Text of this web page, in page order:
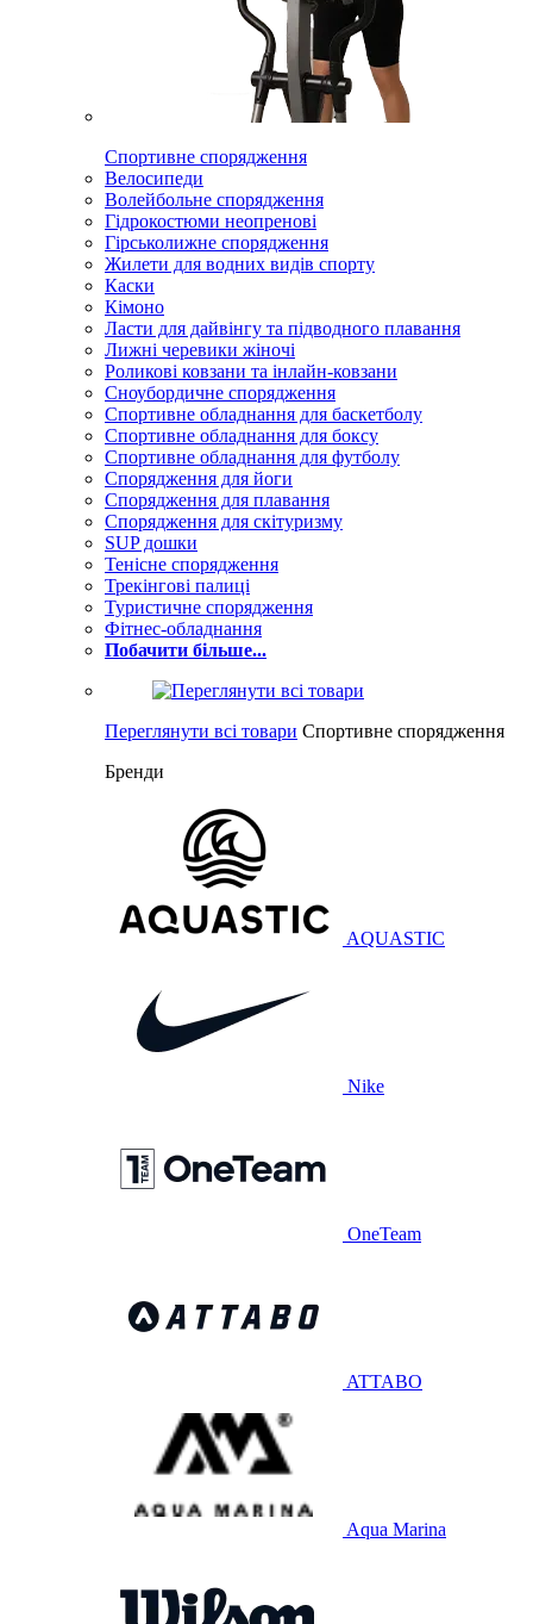
Спортивне спорядження
Велосипеди
Волейбольне спорядження
Гідрокостюми неопренові
Гірськолижне спорядження
Жилети для водних видів спорту
Каски
Кімоно
Ласти для дайвінгу та підводного плавання
Лижні черевики жіночі
Роликові ковзани та інлайн-ковзани
Сноубордичне спорядження
Спортивне обладнання для баскетболу
Спортивне обладнання для боксу
Спортивне обладнання для футболу
Спорядження для йоги
Спорядження для плавання
Спорядження для скітуризму
SUP дошки
Тенісне спорядження
Трекінгові палиці
Туристичне спорядження
Фітнес-обладнання
Побачити більше...
Переглянути всі товари Спортивне спорядження
Бренди
AQUASTIC
Nike
OneTeam
ATTABO
Aqua Marina